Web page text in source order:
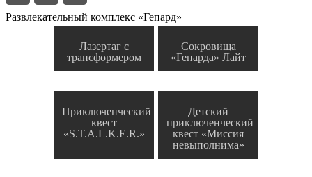
Развлекательный комплекс «Гепард»
Лазертаг с
трансформером
Сокровища
«Гепарда» Лайт
Приключенческий
квест
«S.T.A.L.K.E.R.»
Детский
приключенческий
квест «Миссия
невыполнима»